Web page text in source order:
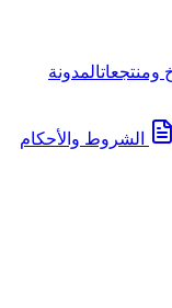
ومنتجعاتالمدونة
الشروط والأحكام